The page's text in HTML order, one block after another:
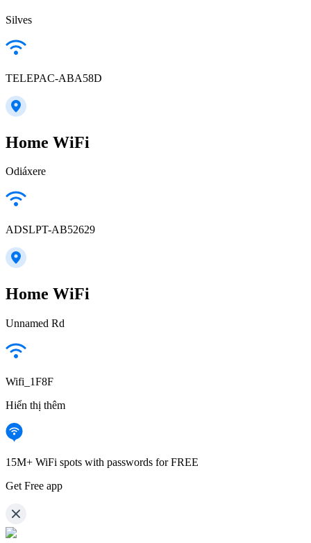
Silves
TELEPAC-ABA58D
Home WiFi
Odiáxere
ADSLPT-AB52629
Home WiFi
Unnamed Rd
Wifi_1F8F
Hiển thị thêm
15M+ WiFi spots with passwords for FREE
Get Free app